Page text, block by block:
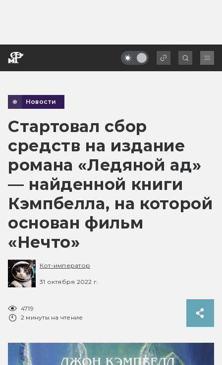
Новости
Стартовал сбор
средств на издание
романа «Ледяной ад»
— найденной книги
Кэмпбелла, на которой
основан фильм
«Нечто»
Кот-император
31 октября 2022 г.
4719
2 минуты на чтение